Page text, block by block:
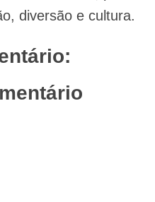
diversão e cultura.